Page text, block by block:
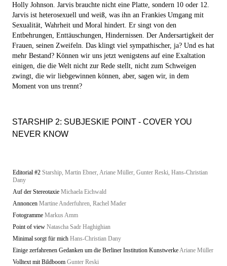
Holly Johnson. Jarvis brauchte nicht eine Platte, sondern 10 oder 12.
Jarvis ist heterosexuell und weiß, was ihn an Frankies Umgang mit
Sexualität, Wahrheit und Moral hindert. Er singt von den
Entbehrungen, Enttäuschungen, Hindernissen. Der Andersartigkeit der
Frauen, seinen Zweifeln. Das klingt viel sympathischer, ja? Und es hat
mehr Bestand? Können wir uns jetzt wenigstens auf eine Exaltation
einigen, die die Welt nicht zur Rede stellt, nicht zum Schweigen
zwingt, die wir liebgewinnen können, aber, sagen wir, in dem
Moment von uns trennt?
STARSHIP 2: SUBJESKIE POINT - COVER YOU
NEVER KNOW
Editorial #2 Starship, Martin Ebner, Ariane Müller, Gunter Reski, Hans-Christian
Dany
Auf der Stereotaxie Michaela Eichwald
Annoncen Martine Anderfuhren, Rachel Mader
Fotogramme Markus Amm
Point of view Natascha Sadr Haghighian
Minimal sorgt für mich Hans-Christian Dany
Einige zerfahrenen Gedanken um die Berliner Institution Kunstwerke Ariane Müller
Volltext mit Bildboom Gunter Reski